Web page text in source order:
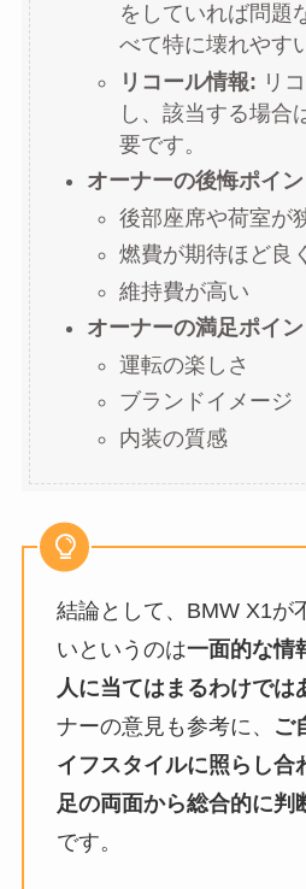
をしていれば問題
べて特に壊れやす
リコール情報: リ
し、該当する場合
要です。
オーナーの後悔ポイ
後部座席や荷室が
燃費が期待ほど良
維持費が高い
オーナーの満足ポイ
運転の楽しさ
ブランドイメージ
内装の質感
結論として、BMW X1が
いというのは一面的な情
人に当てはまるわけでは
ナーの意見も参考に、
ご
イフスタイルに照らし合
足の両面から総合的に判
です。